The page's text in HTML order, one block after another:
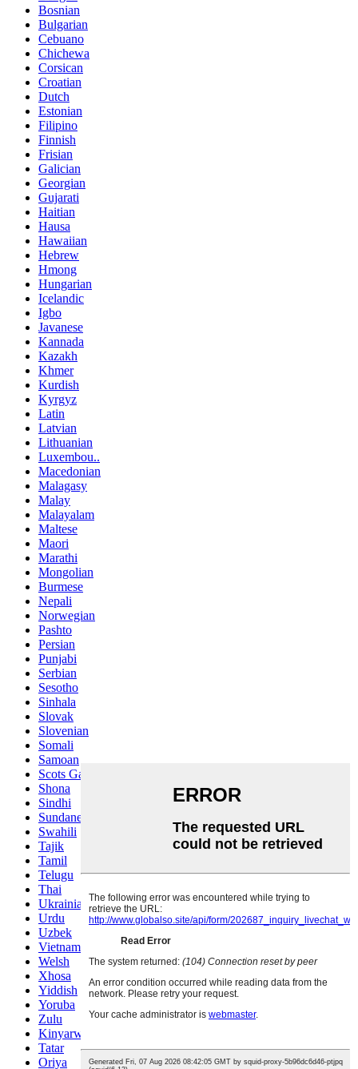
Bosnian
Bulgarian
Cebuano
Chichewa
Corsican
Croatian
Dutch
Estonian
Filipino
Finnish
Frisian
Galician
Georgian
Gujarati
Haitian
Hausa
Hawaiian
Hebrew
Hmong
Hungarian
Icelandic
Igbo
Javanese
Kannada
Kazakh
Khmer
Kurdish
Kyrgyz
Latin
Latvian
Lithuanian
Luxembou..
Macedonian
Malagasy
Malay
Malayalam
Maltese
Maori
Marathi
Mongolian
Burmese
Nepali
Norwegian
Pashto
Persian
Punjabi
Serbian
Sesotho
Sinhala
Slovak
Slovenian
Somali
Samoan
Scots Gaelic
Shona
Sindhi
Sundanese
Swahili
Tajik
Tamil
Telugu
Thai
Ukrainian
Urdu
Uzbek
Vietnamese
Welsh
Xhosa
Yiddish
Yoruba
Zulu
Kinyarwanda
Tatar
Oriya